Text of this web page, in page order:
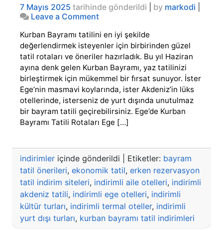
7 Mayıs 2025 tarihinde gönderildi by markodi
Leave a Commenton
Bayramında
Nereye
Gitmeli?
2025
Bayram
Tatili
Önerileri
Kurban Bayramı tatilini en iyi şekilde
değerlendirmek isteyenler için birbirinden güzel
tatil rotaları ve öneriler hazırladık. Bu yıl Haziran
ayına denk gelen Kurban Bayramı, yaz tatilinizi
birleştirmek için mükemmel bir fırsat sunuyor. İster
Ege’nin masmavi koylarında, ister Akdeniz’in lüks
otellerinde, isterseniz de yurt dışında unutulmaz
bir bayram tatili geçirebilirsiniz. Ege’de Kurban
Bayramı Tatili Rotaları Ege […]
indirimler içinde gönderildi Etiketler: bayram
tatil önerileri, ekonomik tatil, erken rezervasyon
tatil indirim siteleri, indirimli aile otelleri, indirimli
akdeniz tatili, indirimli ege otelleri, indirimli
kültür turları, indirimli termal oteller, indirimli
yurt dışı turları, kurban bayramı tatil indirimleri